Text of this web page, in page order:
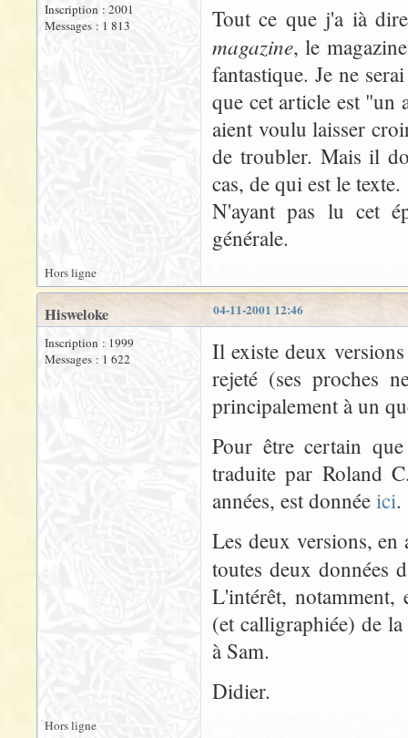
Inscription : 2001
Messages : 1 813
Tout ce que j'a ià
magazine, le
fantastique. Je ne
que cet article est "un
aient voulu laisser
de troubler. Mais il
cas, de qui est le texte.
N'ayant pas lu cet
générale.
Hors ligne
04-11-2001 12:46
Hisweloke
Inscription : 1999
Messages : 1 622
Il existe deux
rejeté (ses proches
principalement à un
Pour être certain
traduite par Roland
années, est donnée ici.
Les deux versions,
toutes deux données
L'intérêt,
(et calligraphiée) de
à Sam.
Didier.
Hors ligne